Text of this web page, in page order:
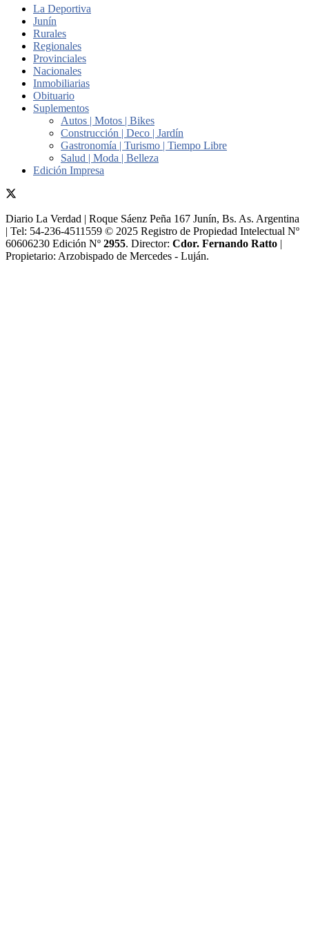
La Deportiva
Junín
Rurales
Regionales
Provinciales
Nacionales
Inmobiliarias
Obituario
Suplementos
Autos | Motos | Bikes
Construcción | Deco | Jardín
Gastronomía | Turismo | Tiempo Libre
Salud | Moda | Belleza
Edición Impresa
Diario La Verdad | Roque Sáenz Peña 167 Junín, Bs. As. Argentina
| Tel: 54-236-4511559 © 2025 Registro de Propiedad Intelectual Nº
60606230 Edición Nº 2955. Director:​ Cdor. Fernando Ratto |
Propietario:​ Arzobispado de Mercedes - Luján.